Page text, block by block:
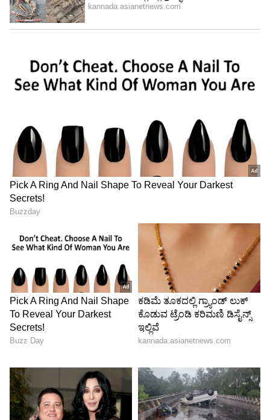
ಧನು ರಾಶಿ
ಧನು ರಾಶಿಯವರ ಮೇಲೂ ಶನಿಯ ಪ್ರಭಾವ
ಬಹಳಷ್ಟು ಒತ್ತಡದಲ್ಲಿರುತ್ತಾರೆ. ಭವಿಷ್ಯದ ಬಗ್ಗೆ ನೀವು
ಚಿಂತಿತರಾಗುತ್ತೀರಿ. ಶನಿಯು ನಿಮ್ಮ ಜೀವನದಲ್ಲಿ ಗಮನಾರ್ಹ
ಬದಲಾವಣೆಗಳನ್ನು ತರುತ್ತಿದ್ದು, ಇದು ನಿಮ್ಮ ಕುಟುಂಬ,
ಭಾವನಾತ್ಮಕವಾಗಿ ಮತ್ತು ಹಿಂದಿನ ವ್ಯವಹಾರಗಳ ಮೇಲೆ
ಪರಿಣಾಮ ಬೀರಬಹುದು. ನಿಮ್ಮ ಕುಟುಂಬದಿಂದ ನೀವು
ಭಾವನಾತ್ಮಕ ದೂರವನ್ನು ಅನುಭವಿಸಬಹುದು.
ಸಂಬಂಧಗಳಲ್ಲಿ ನೀವು ಒತ್ತಡವನ್ನು ಅನುಭವಿಸುವಿರಿ.
LATEST VIDEOS